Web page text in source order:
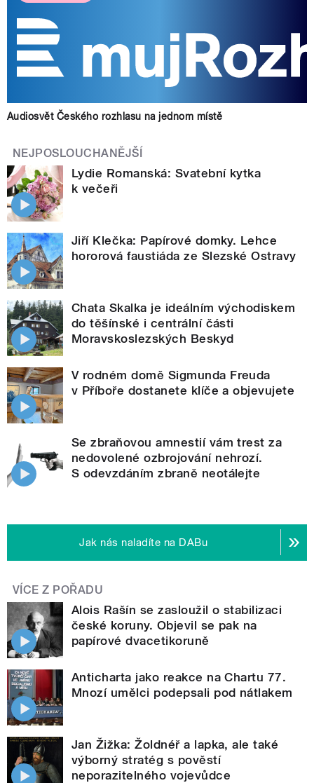
Audiosvět Českého rozhlasu na jednom místě
NEJPOSLOUCHANĚJŠÍ
Lydie Romanská: Svatební kytka
k večeři
Jiří Klečka: Papírové domky. Lehce
hororová faustiáda ze Slezské Ostravy
Chata Skalka je ideálním východiskem
do těšínské i centrální části
Moravskoslezských Beskyd
V rodném domě Sigmunda Freuda
v Příboře dostanete klíče a objevujete
Se zbraňovou amnestií vám trest za
nedovolené ozbrojování nehrozí.
S odevzdáním zbraně neotálejte
Jak nás naladíte na DABu
VÍCE Z POŘADU
Alois Rašín se zasloužil o stabilizaci
české koruny. Objevil se pak na
papírové dvacetikoruně
Anticharta jako reakce na Chartu 77.
Mnozí umělci podepsali pod nátlakem
Jan Žižka: Žoldnéř a lapka, ale také
výborný stratég s pověstí
neporazitelného vojevůdce